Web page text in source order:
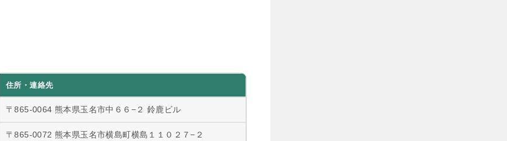
住所・連絡先
〒865-0064 熊本県玉名市中６６−２ 鈴鹿ビル
〒865-0072 熊本県玉名市横島町横島１１０２７−２